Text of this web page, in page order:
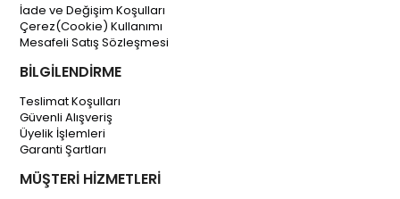
İade ve Değişim Koşulları
Çerez(Cookie) Kullanımı
Mesafeli Satış Sözleşmesi
BİLGİLENDİRME
Teslimat Koşulları
Güvenli Alışveriş
Üyelik İşlemleri
Garanti Şartları
MÜŞTERİ HİZMETLERİ